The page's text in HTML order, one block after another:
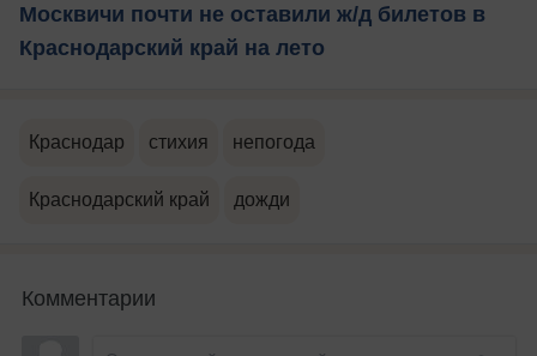
Москвичи почти не оставили ж/д билетов в
Краснодарский край на лето
Краснодар стихия непогода
Краснодарский край дожди
Комментарии